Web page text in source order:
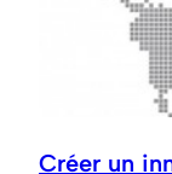
Créer un